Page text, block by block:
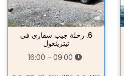
6. رحلة جيب سفاري في
تيترينغول